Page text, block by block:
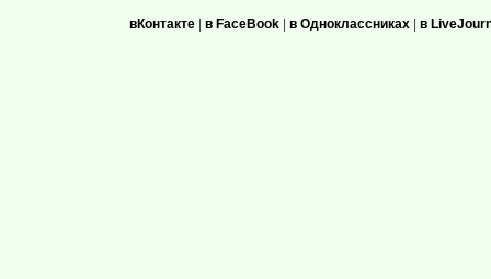
вКонтакте | в FaceBook | в Одноклассниках | в